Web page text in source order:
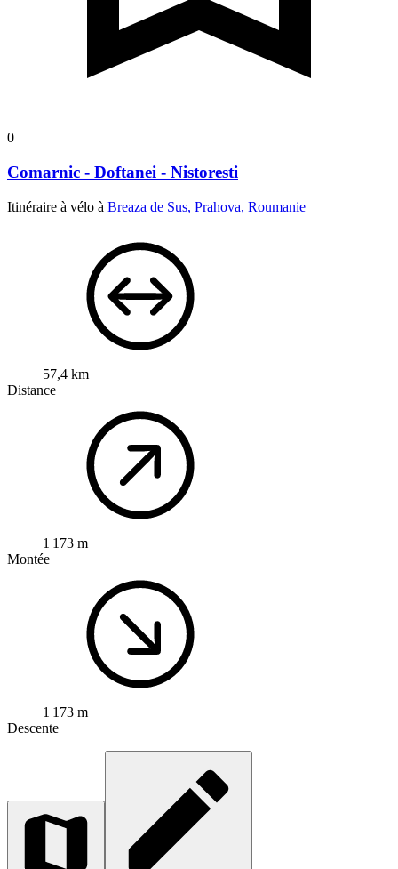
0
Comarnic - Doftanei - Nistoresti
Itinéraire à vélo à Breaza de Sus, Prahova, Roumanie
57,4 km
Distance
1 173 m
Montée
1 173 m
Descente